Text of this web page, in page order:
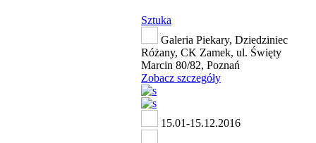
Sztuka
Galeria Piekary, Dziedziniec
Różany, CK Zamek, ul. Święty
Marcin 80/82, Poznań
Zobacz szczegóły
15.01-15.12.2016